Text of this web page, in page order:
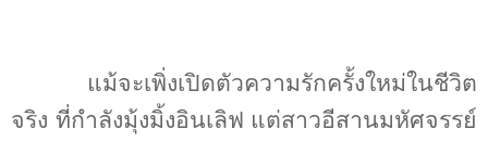
แม้จะเพิ่งเปิดตัวความรักครั้งใหม่ในชีวิต
จริง ที่กำลังมุ้งมิ้งอินเลิฟ แต่สาวอีสานมหัศจรรย์